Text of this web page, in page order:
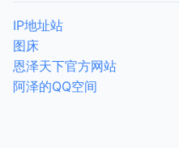
IP地址站
图床
恩泽天下官方网站
阿泽的QQ空间